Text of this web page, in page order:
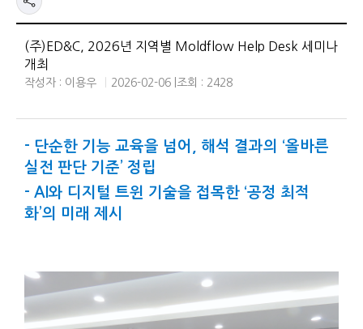
(주)ED&C, 2026년 지역별 Moldflow Help Desk 세미나
개최
작성자 : 이용우 2026-02-06 | 조회 : 2428
- 단순한 기능 교육을 넘어, 해석 결과의 ‘올바른
실전 판단 기준’ 정립
- AI와 디지털 트윈 기술을 접목한 ‘공정 최적
화’의 미래 제시